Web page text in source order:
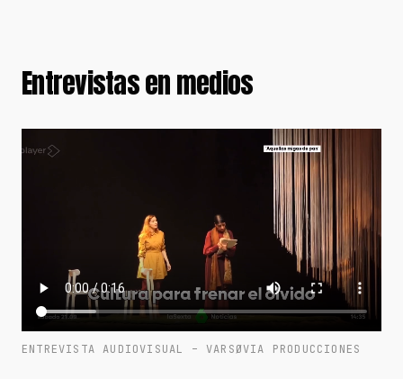
Entrevistas en medios
ENTREVISTA AUDIOVISUAL – VARSØVIA PRODUCCIONES